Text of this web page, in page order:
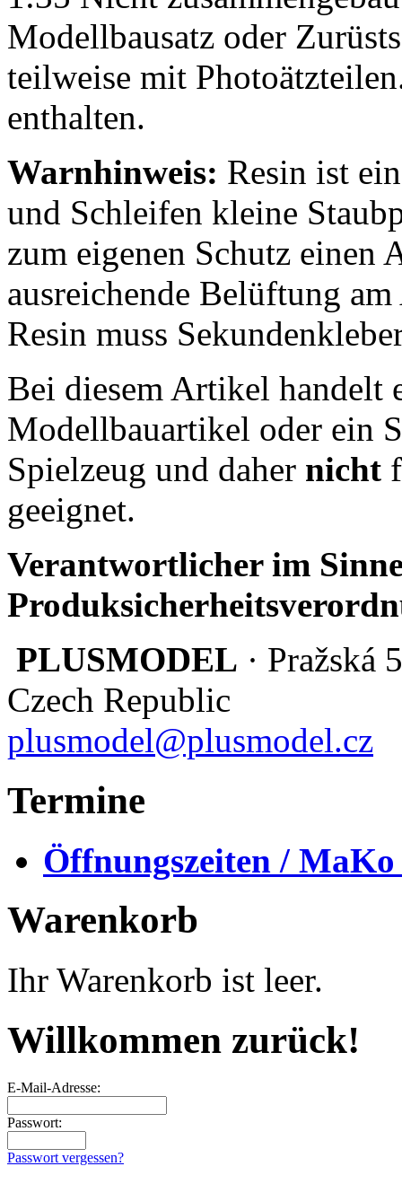
Modellbausatz oder
teilweise mit
enthalten.
Warnhinweis: Resin ist
und Schleifen kleine
zum eigenen Schutz einen
ausreichende Belüftung
Resin muss
Bei diesem Artikel handelt
Modellbauartikel oder ein
Spielzeug und daher nicht
geeignet.
Verantwortlicher im
PLUSMODEL · Pražská
Czech Republic
plusmodel@plusmodel.cz
Termine
Öffnungszeiten /
Warenkorb
Ihr Warenkorb ist leer.
Willkommen zurück!
E-Mail-Adresse:
Passwort:
Passwort vergessen?